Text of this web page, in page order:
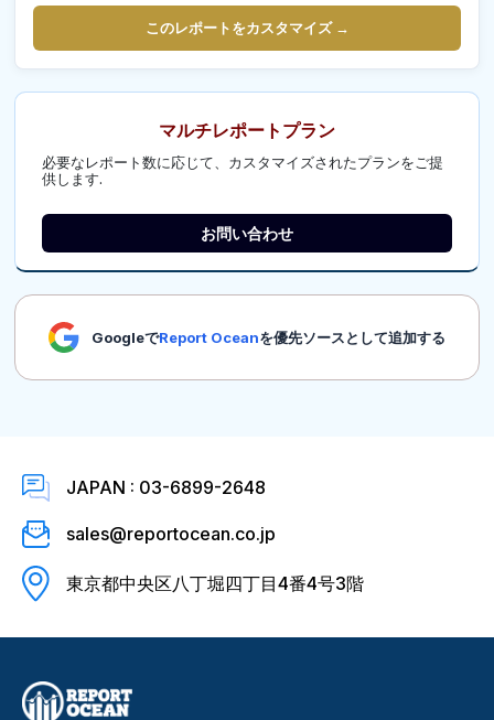
このレポートをカスタマイズ →
マルチレポートプラン
必要なレポート数に応じて、カスタマイズされたプランをご提
供します.
お問い合わせ
GoogleでReport Oceanを優先ソースとして追加する
JAPAN : 03-6899-2648
sales@reportocean.co.jp
東京都中央区八丁堀四丁目4番4号3階